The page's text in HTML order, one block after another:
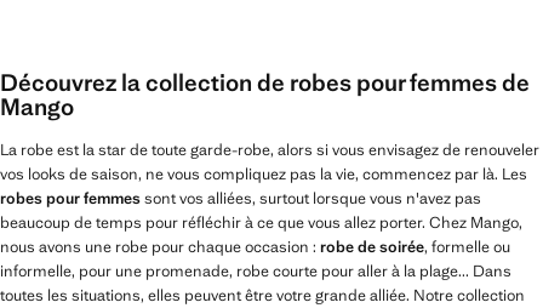
Découvrez la collection de robes pour femmes de
Mango
La robe est la star de toute garde-robe, alors si vous envisagez de renouveler
vos looks de saison, ne vous compliquez pas la vie, commencez par là. Les
robes pour femmessont vos alliées, surtout lorsque vous n'avez pas
beaucoup de temps pour réfléchir à ce que vous allez porter. Chez Mango,
nous avons une robe pour chaque occasion : robe de soirée, formelle ou
informelle, pour une promenade, robe courte pour aller à la plage... Dans
toutes les situations, elles peuvent être votre grande alliée. Notre collection